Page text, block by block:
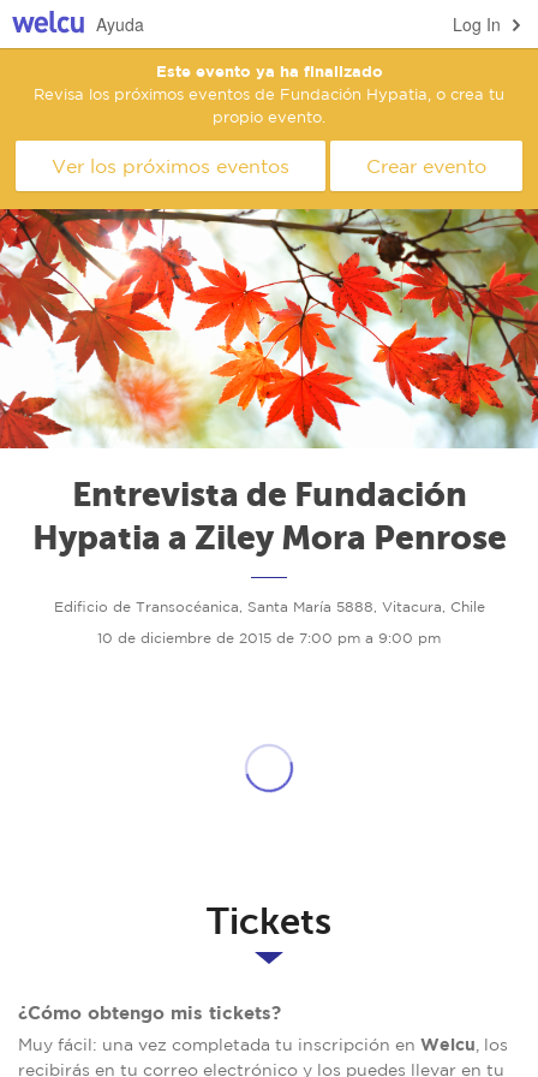
Log In
Ayuda
Este evento ya ha finalizado
Revisa los próximos eventos de Fundación Hypatia, o crea tu
propio evento.
Ver los próximos eventos Crear evento
Entrevista de Fundación
Hypatia a Ziley Mora Penrose
Edificio de Transocéanica, Santa María 5888, Vitacura, Chile
10 de diciembre de 2015 de 7:00 pm a 9:00 pm
Tickets
¿Cómo obtengo mis tickets?
Muy fácil: una vez completada tu inscripción en Welcu , los
recibirás en tu correo electrónico y los puedes llevar en tu